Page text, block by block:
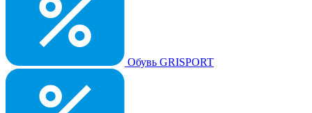
Обувь GRISPORT